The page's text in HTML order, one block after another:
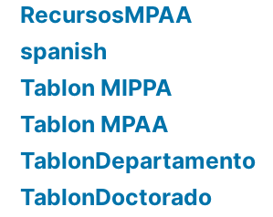
RecursosMPAA
spanish
Tablon MIPPA
Tablon MPAA
TablonDepartamento
TablonDoctorado